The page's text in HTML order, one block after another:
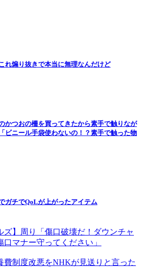
れ煽り抜きで本当に無理なんだけど
かつおの柵を買ってきたから素手で触りなが
ビニール手袋使わないの！？素手で触った物
ガチでQoLが上がったアイテム
ズ】周り「傷口破壊だ！ダウンチャ
口マナー守ってください」
費制度改悪をNHKが見送りと言った